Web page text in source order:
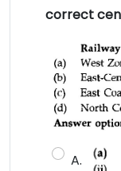
correct
A.